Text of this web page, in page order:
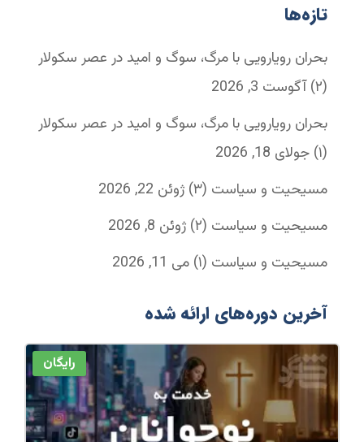
تازه‌ها
بحران رویارویی با مرگ، سوگ و امید در عصر سکولار
(۲)
آگوست 3, 2026
بحران رویارویی با مرگ، سوگ و امید در عصر سکولار
(۱) جولای 18, 2026
مسیحیت و سیاست (۳)
ژوئن 22, 2026
مسیحیت و سیاست (۲)
ژوئن 8, 2026
مسیحیت و سیاست (۱) می 11, 2026
آخرین دوره‌های ارائه شده
رایگان